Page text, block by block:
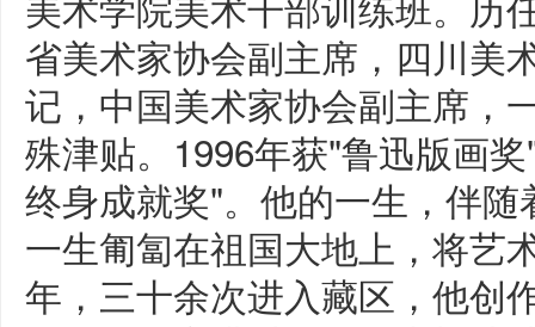
省美术家协会副主席，四川美
记，中国美术家协会副主席，
殊津贴。1996年获"鲁迅版画
终身成就奖"。他的一生，伴
一生匍匐在祖国大地上，将艺
年，三十余次进入藏区，他创